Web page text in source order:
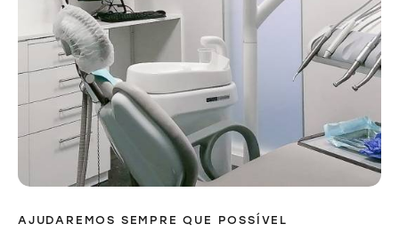
AJUDAREMOS SEMPRE QUE POSSÍVEL